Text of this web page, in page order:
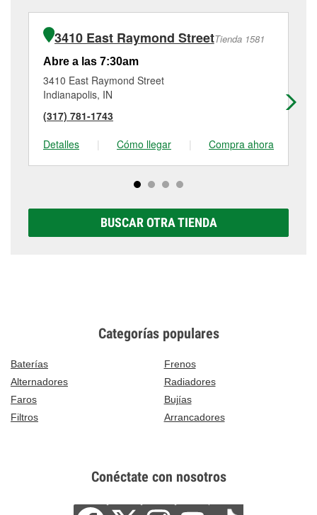
3410 East Raymond StreetTienda 1581
Abre a las 7:30am
3410 East Raymond Street
Indianapolis, IN
(317) 781-1743
Detalles
| Cómo llegar | Compra ahora
BUSCAR OTRA TIENDA
Categorías populares
Baterías
Frenos
Alternadores
Radiadores
Faros
Bujías
Filtros
Arrancadores
Conéctate con nosotros